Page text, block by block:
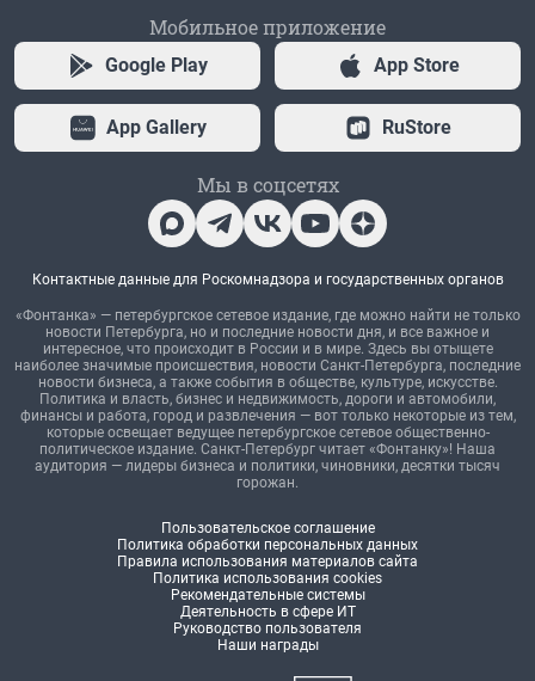
Мобильное приложение
Google Play App Store
App Gallery RuStore
Мы в соцсетях
Контактные данные для Роскомнадзора и государственных органов
«Фонтанка» — петербургское сетевое издание, где можно найти не только
новости Петербурга, но и последние новости дня, и все важное и
интересное, что происходит в России и в мире. Здесь вы отыщете
наиболее значимые происшествия, новости Санкт-Петербурга, последние
новости бизнеса, а также события в обществе, культуре, искусстве.
Политика и власть, бизнес и недвижимость, дороги и автомобили,
финансы и работа, город и развлечения — вот только некоторые из тем,
которые освещает ведущее петербургское сетевое общественно-
политическое издание. Санкт-Петербург читает «Фонтанку»! Наша
аудитория — лидеры бизнеса и политики, чиновники, десятки тысяч
горожан.
Пользовательское соглашение
Политика обработки персональных данных
Правила использования материалов сайта
Политика использования cookies
Рекомендательные системы
Деятельность в сфере ИТ
Руководство пользователя
Наши награды